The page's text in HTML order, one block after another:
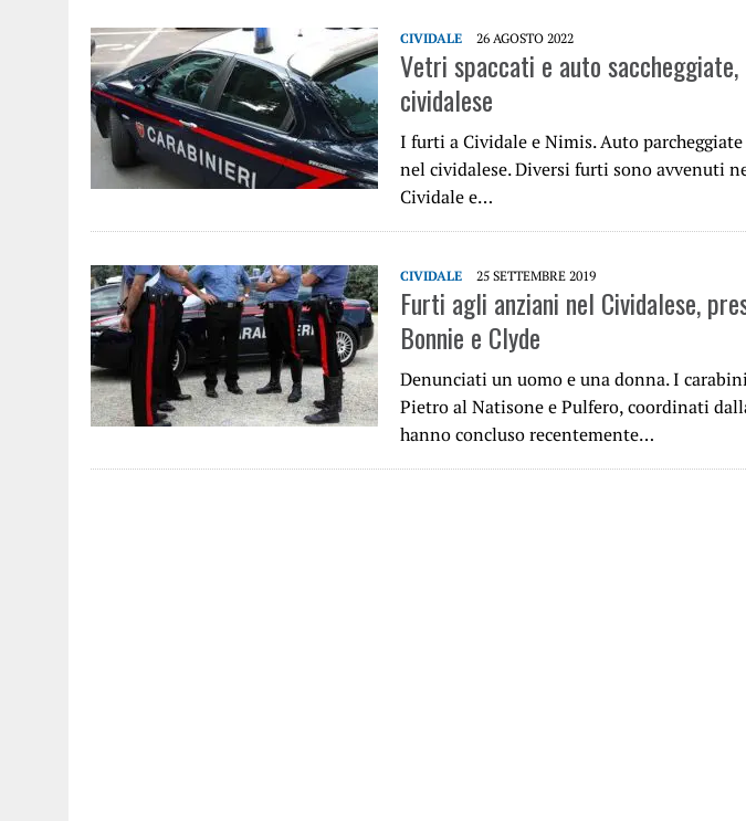
CIVIDALE 26 AGOSTO 2022
Vetri spaccati e auto
cividalese
I furti a Cividale e Nimis. Auto
nel cividalese. Diversi furti sono avvenuti
Cividale e…
CIVIDALE 25 SETTEMBRE 2019
Furti agli anziani nel Cividalese,
Bonnie e Clyde
Denunciati un uomo e una donna. I
Pietro al Natisone e Pulfero, coordinati
hanno concluso recentemente…